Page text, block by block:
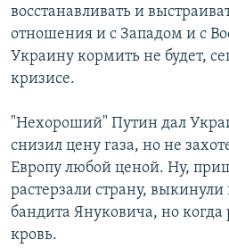
восстанавливать и
отношения и с Западом и с
Украину кормить не будет,
кризисе.
"Нехороший" Путин дал
снизил цену газа, но не
Европу любой ценой. Ну,
растерзали страну,
бандита Януковича, но когда
кровь.